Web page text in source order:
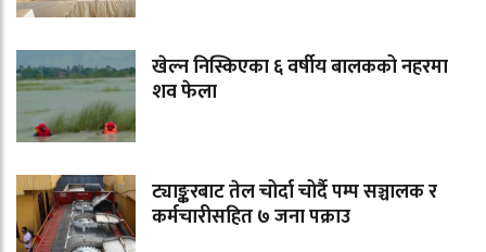
खेल्न निस्किएका ६ वर्षीय बालकको नहरमा
शव फेला
ट्याङ्करबाट तेल चोर्दा चोर्दै पम्प सञ्चालक र
कर्मचारीसहित ७ जना पक्राउ